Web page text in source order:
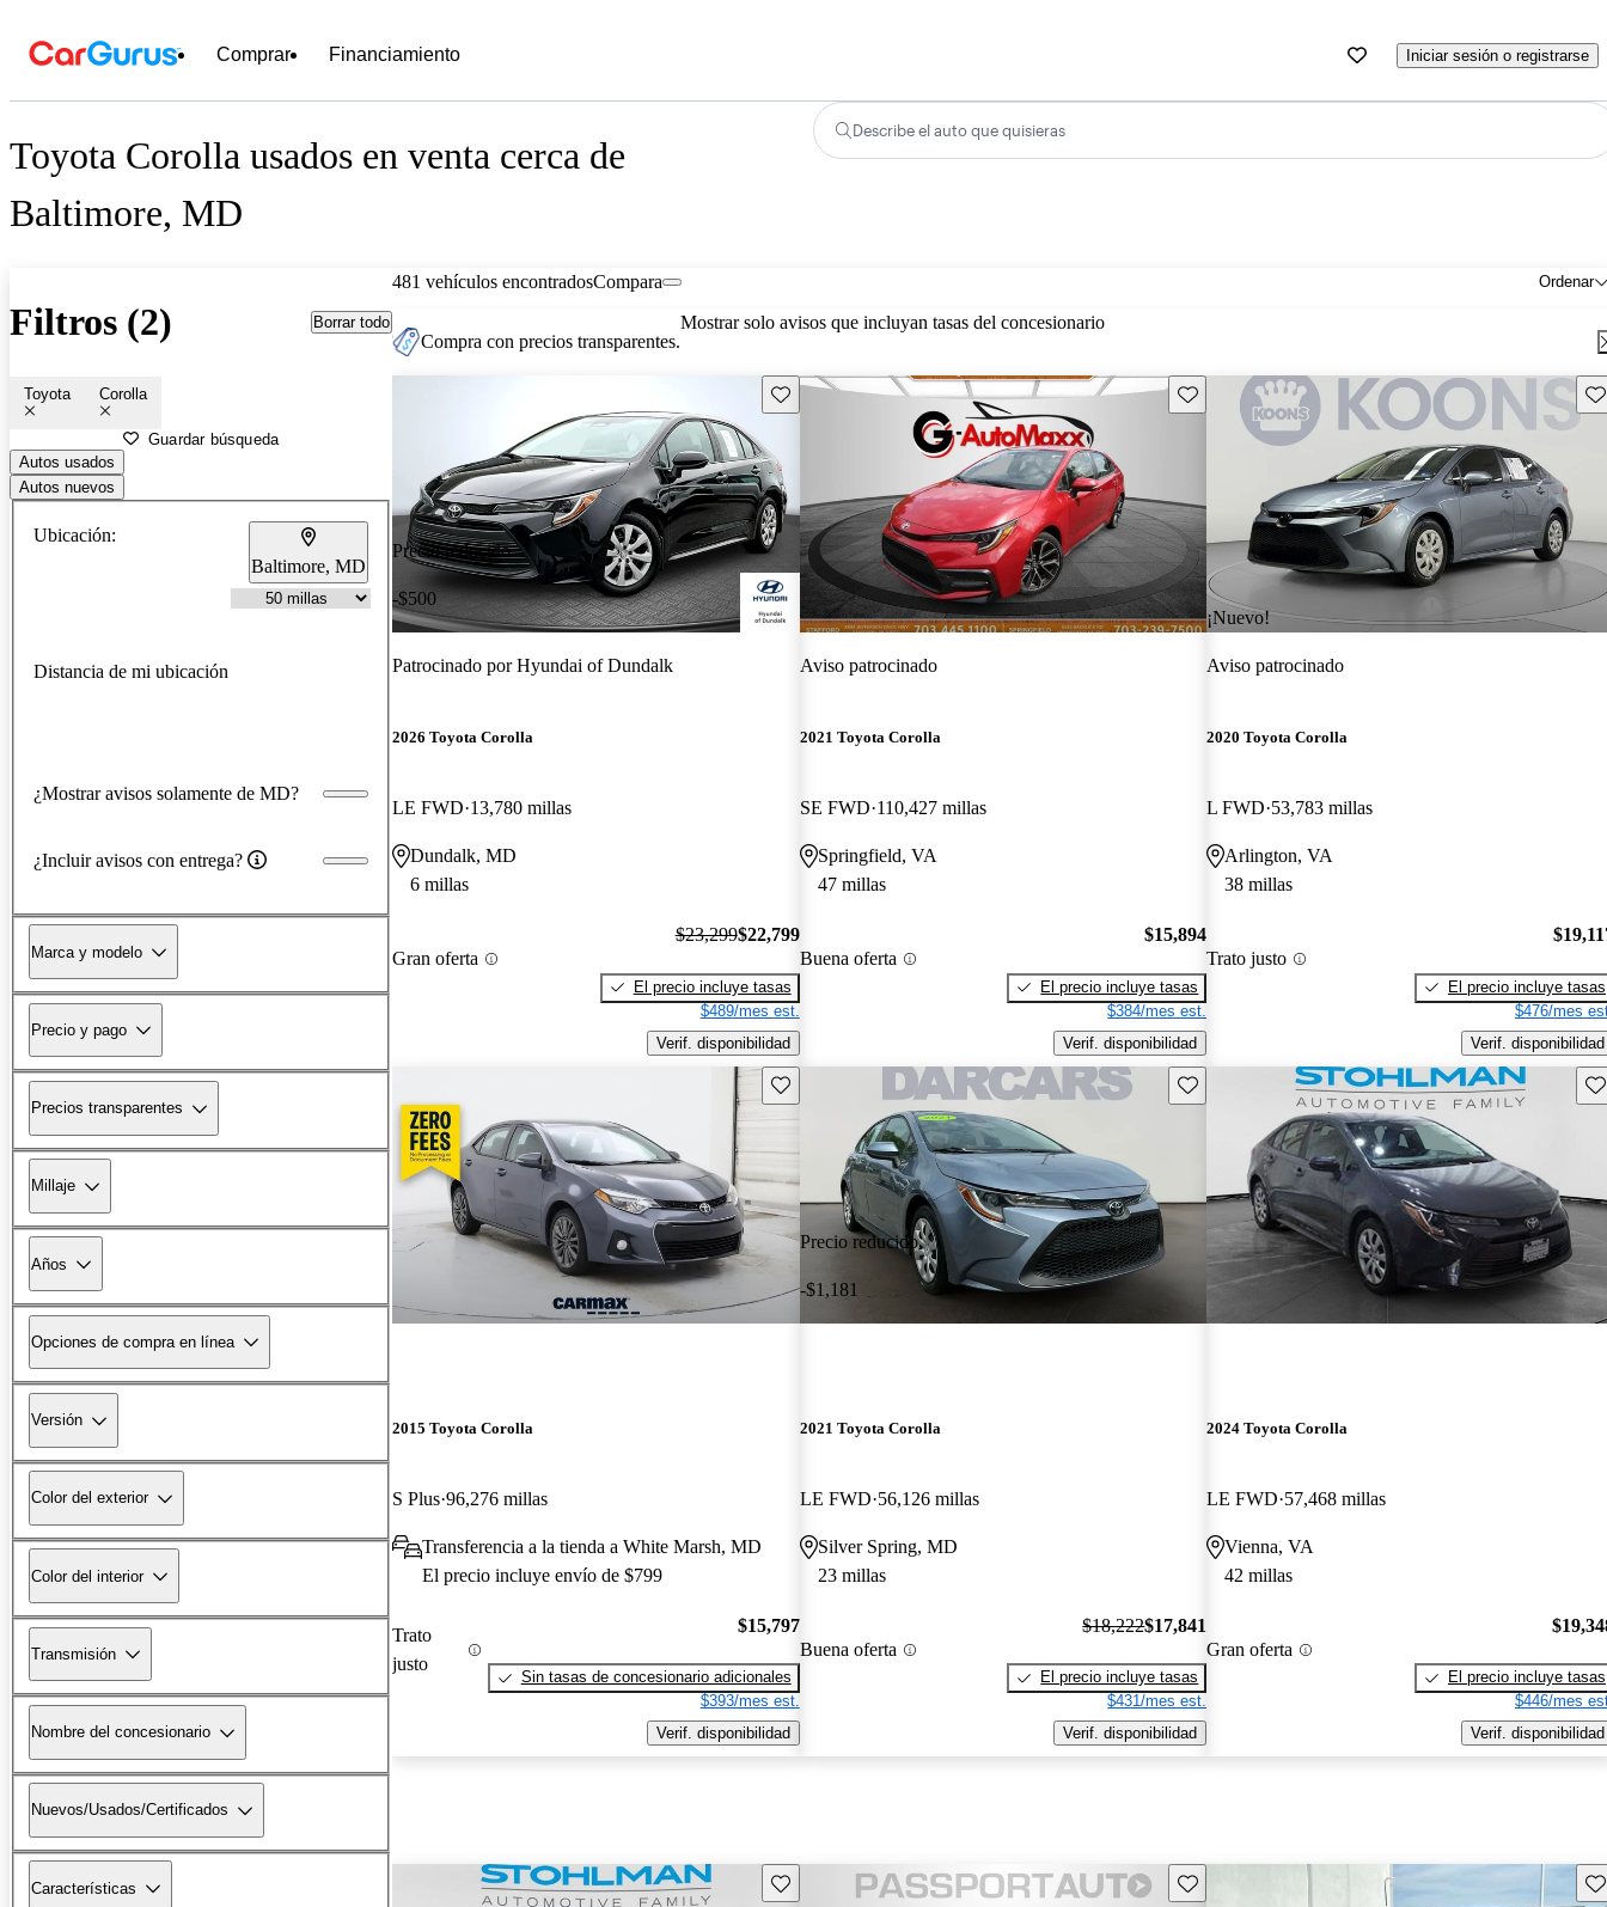
Comprar Financiamiento Iniciar sesión o registrarse
Toyota Corolla usados en venta cerca de
Baltimore, MD
Describe el auto que quisieras
Filtros (2) Borrar todo
Toyota Corolla
Guardar búsqueda
Autos usados
Autos nuevos
Ubicación:
Baltimore, MD
Distancia de mi ubicación
¿Mostrar avisos solamente de MD?
¿Incluir avisos con entrega?
Marca y modelo
Precio y pago
Precios transparentes
Millaje
Años
Opciones de compra en línea
Versión
Color del exterior
Color del interior
Transmisión
Nombre del concesionario
Nuevos/Usados/Certificados
Características
481 vehículos encontrados Ordenar
Compara
Compra con precios transparentes.
Mostrar solo avisos que incluyan tasas del concesionario
Precio reducido
-$500
Guarda este Aviso
Patrocinado porHyundai of Dundalk
2026 Toyota Corolla
LE FWD 13,780 millas
Dundalk, MD
6 millas
Gran oferta
$23,299$22,799
El precio incluye tasas
$489/mes est.
Verif. disponibilidad
Guarda este Aviso
Aviso patrocinado
2021 Toyota Corolla
SE FWD 110,427 millas
Springfield, VA
47 millas
Buena oferta
$15,894
El precio incluye tasas
$384/mes est.
Verif. disponibilidad
¡Nuevo!
Aviso patrocinado
2020 Toyota Corolla
L FWD 53,783 millas
Arlington, VA
38 millas
Trato justo
El precio incluye tasas
$476/mes
Verif. disponibilidad
Guarda este Aviso
2015 Toyota Corolla
S Plus 96,276 millas
Transferencia a la tienda a White Marsh, MD
El precio incluye envío de $799
Trato
justo
$15,797
Sin tasas de concesionario adicionales
$393/mes est.
Verif. disponibilidad
Precio reducido
-$1,181
Guarda este Aviso
2021 Toyota Corolla
LE FWD 56,126 millas
Silver Spring, MD
23 millas
Buena oferta
$18,222$17,841
El precio incluye tasas
$431/mes est.
Verif. disponibilidad
2024 Toyota Corolla
LE FWD 57,468 millas
Vienna, VA
42 millas
Gran oferta
El precio incluye tasas
$446/mes
Verif. disponibilidad
Guarda este Aviso Guarda este Aviso